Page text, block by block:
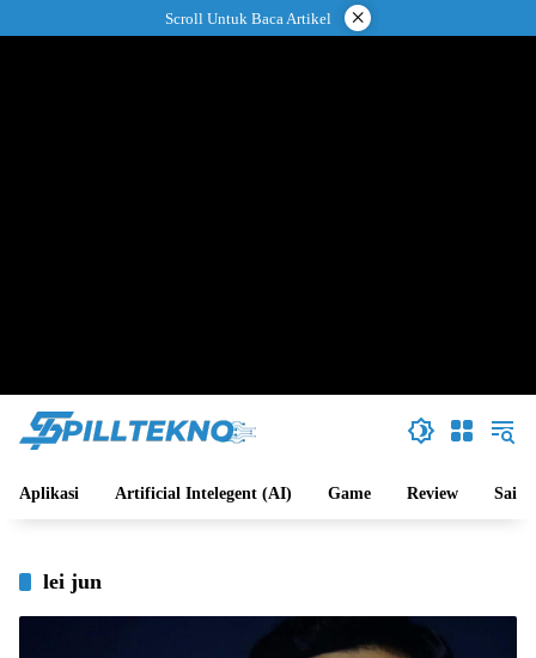
ke
Scroll Untuk Baca Artikel ×
Aplikasi Artificial Intelegent (AI) Game Review Sains
lei jun